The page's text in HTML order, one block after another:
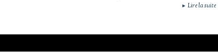
► Lire la suite